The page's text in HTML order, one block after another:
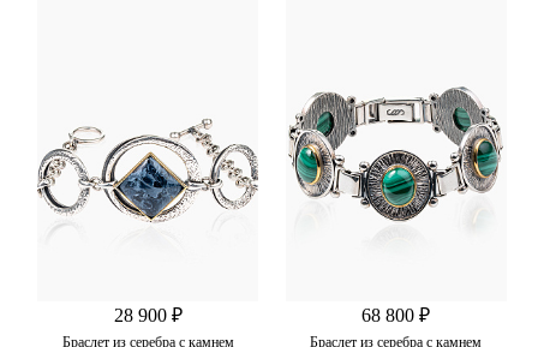
28 900 ₽
Браслет из серебра с камнем
68 800 ₽
Браслет из серебра с камнем